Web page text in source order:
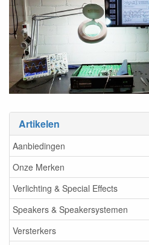
Artikelen
Aanbiedingen
Onze Merken
Verlichting & Special Effects
Speakers & Speakersystemen
Versterkers